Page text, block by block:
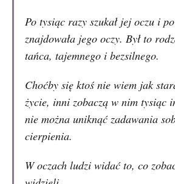
Po tysiąc razy szukał jej oczu i
znajdowała jego oczy. Był to
tańca, tajemnego i bezsilnego.
Choćby się ktoś nie wiem jak
życie, inni zobaczą w nim tysiąc
nie można uniknąć zadawania
cierpienia.
W oczach ludzi widać to, co